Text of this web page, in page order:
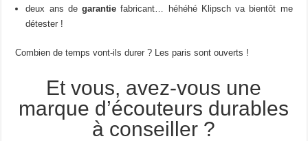
deux ans degarantie fabricant… héhéhé Klipsch va bientôt me
détester !
Combien de temps vont-ils durer ? Les paris sont ouverts !
Et vous, avez-vous une
marque d’écouteurs durables
à conseiller ?